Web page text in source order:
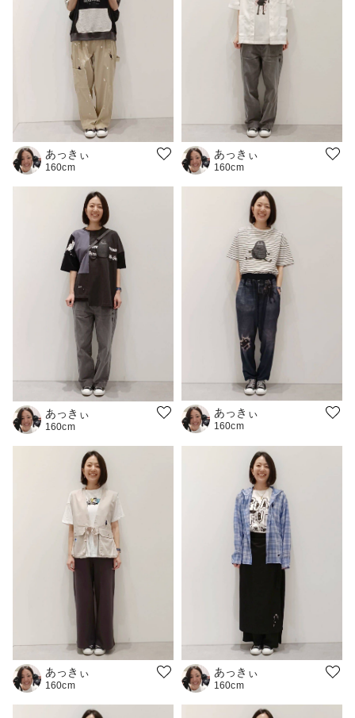
あっきぃ
160cm
あっきぃ
160cm
あっきぃ
160cm
あっきぃ
160cm
あっきぃ
160cm
あっきぃ
160cm